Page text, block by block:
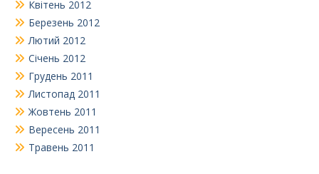
Квітень 2012
Березень 2012
Лютий 2012
Січень 2012
Грудень 2011
Листопад 2011
Жовтень 2011
Вересень 2011
Травень 2011